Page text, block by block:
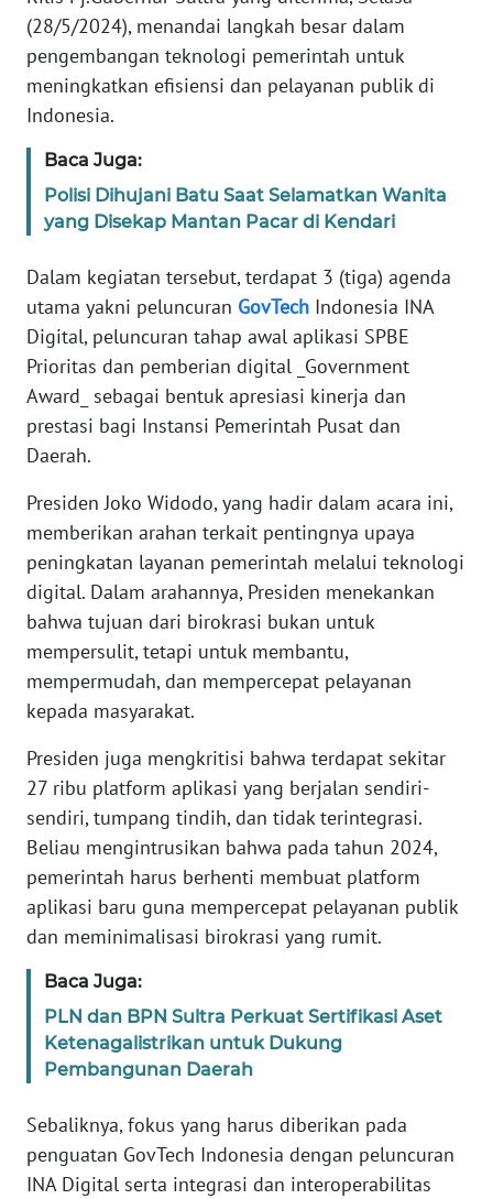
(28/5/2024), menandai langkah besar dalam
pengembangan teknologi pemerintah untuk
meningkatkan efisiensi dan pelayanan publik di
Indonesia.
Baca Juga:
Polisi Dihujani Batu Saat Selamatkan Wanita
yang Disekap Mantan Pacar di Kendari
Dalam kegiatan tersebut, terdapat 3 (tiga) agenda
utama yakni peluncuran GovTech Indonesia INA
Digital, peluncuran tahap awal aplikasi SPBE
Prioritas dan pemberian digital _Government
Award_ sebagai bentuk apresiasi kinerja dan
prestasi bagi Instansi Pemerintah Pusat dan
Daerah.
Presiden Joko Widodo, yang hadir dalam acara ini,
memberikan arahan terkait pentingnya upaya
peningkatan layanan pemerintah melalui teknologi
digital. Dalam arahannya, Presiden menekankan
bahwa tujuan dari birokrasi bukan untuk
mempersulit, tetapi untuk membantu,
mempermudah, dan mempercepat pelayanan
kepada masyarakat.
Presiden juga mengkritisi bahwa terdapat sekitar
27 ribu platform aplikasi yang berjalan sendiri-
sendiri, tumpang tindih, dan tidak terintegrasi.
Beliau mengintrusikan bahwa pada tahun 2024,
pemerintah harus berhenti membuat platform
aplikasi baru guna mempercepat pelayanan publik
dan meminimalisasi birokrasi yang rumit.
Baca Juga:
PLN dan BPN Sultra Perkuat Sertifikasi Aset
Ketenagalistrikan untuk Dukung
Pembangunan Daerah
Sebaliknya, fokus yang harus diberikan pada
penguatan GovTech Indonesia dengan peluncuran
INA Digital serta integrasi dan interoperabilitas
DISCLAIMER
News
Regional
SUMUT
JAKARTA
WN
JABAR
WN
WN
NTT
WN
KEPRI
WN
PAPUA
PAPUA
BARAT
WN
RIAU
WN
WN
JAMBI
SULTRA
WN